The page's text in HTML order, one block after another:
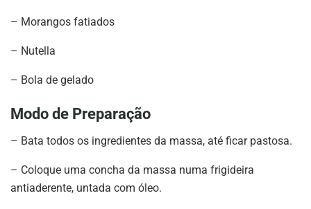
– Morangos fatiados
– Nutella
– Bola de gelado
Modo de Preparação
– Bata todos os ingredientes da massa, até ficar pastosa.
– Coloque uma concha da massa numa frigideira
antiaderente, untada com óleo.